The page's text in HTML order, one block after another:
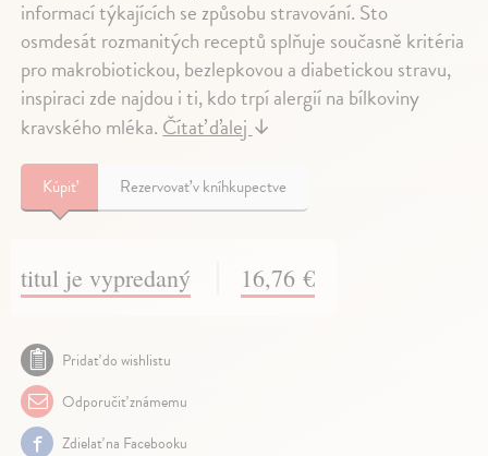
informací týkajících se způsobu stravování. Sto
osmdesát rozmanitých receptů splňuje současně kritéria
pro makrobiotickou, bezlepkovou a diabetickou stravu,
inspiraci zde najdou i ti, kdo trpí alergií na bílkoviny
kravského mléka. Čítať ďalej ↓
Kúpiť Rezervovať v kníhkupectve
titul je vypredaný 16,76 €
Pridať do wishlistu
Odporučiť známemu
Zdielať na Facebooku